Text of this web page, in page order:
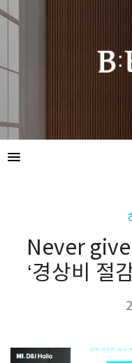
Never
‘경상비 절